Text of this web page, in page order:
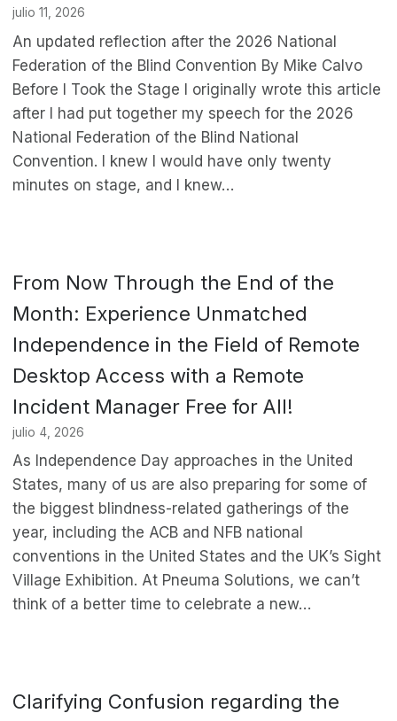
julio 11, 2026
An updated reflection after the 2026 National
Federation of the Blind Convention By Mike Calvo
Before I Took the Stage I originally wrote this article
after I had put together my speech for the 2026
National Federation of the Blind National
Convention. I knew I would have only twenty
minutes on stage, and I knew…
From Now Through the End of the
Month: Experience Unmatched
Independence in the Field of Remote
Desktop Access with a Remote
Incident Manager Free for All!
julio 4, 2026
As Independence Day approaches in the United
States, many of us are also preparing for some of
the biggest blindness-related gatherings of the
year, including the ACB and NFB national
conventions in the United States and the UK’s Sight
Village Exhibition. At Pneuma Solutions, we can’t
think of a better time to celebrate a new…
Clarifying Confusion regarding the